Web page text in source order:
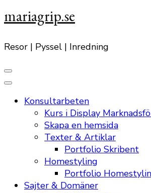
mariagrip.se
Resor | Pyssel | Inredning
Konsultarbeten
Kurs i Display
Skapa en hemsida
Texter & Artiklar
Portfolio Skribent
Homestyling
Portfolio
Sajter & Domäner